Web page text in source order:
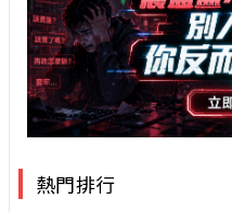
熱門排行